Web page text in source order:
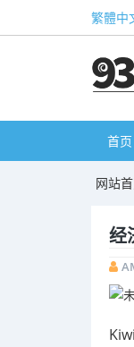
繁體中
首页
网站
经